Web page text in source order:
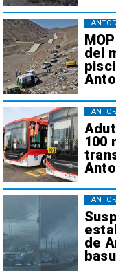
del
100
de